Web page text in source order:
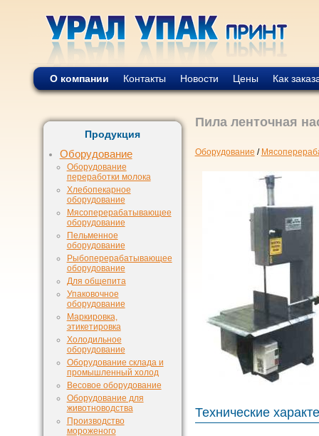
О компании Контакты Новости Цены Как
Продукция
Оборудование
Оборудование
переработки молока
Хлебопекарное
оборудование
Мясоперерабатывающее
оборудование
Пельменное
оборудование
Рыбоперерабатывающее
оборудование
Для общепита
Упаковочное
оборудование
Маркировка,
этикетировка
Холодильное
оборудование
Оборудование склада и
промышленный холод
Весовое оборудование
Оборудование для
животноводства
Производство
мороженого
Пила ленточная
Оборудование /
Технические